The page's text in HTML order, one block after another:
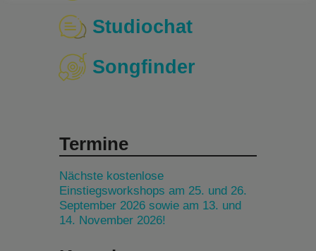
Studiochat
Songfinder
Termine
Nächste kostenlose
Einstiegsworkshops am 25. und 26.
September 2026 sowie am 13. und
14. November 2026!